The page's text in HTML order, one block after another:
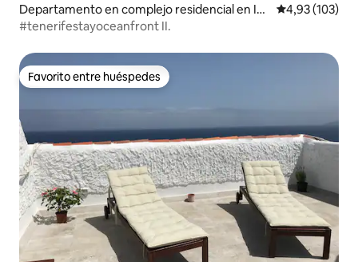
Departamento en complejo residencial en Ico
d de los Vinos
Calificación
4,93 (103)
#tenerifestayoceanfront II.
Favorito entre huéspedes
Favorito entre huéspedes